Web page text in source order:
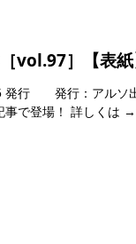
vol.97］【表紙
発行 発行：アルソ
事で登場！ 詳しくは